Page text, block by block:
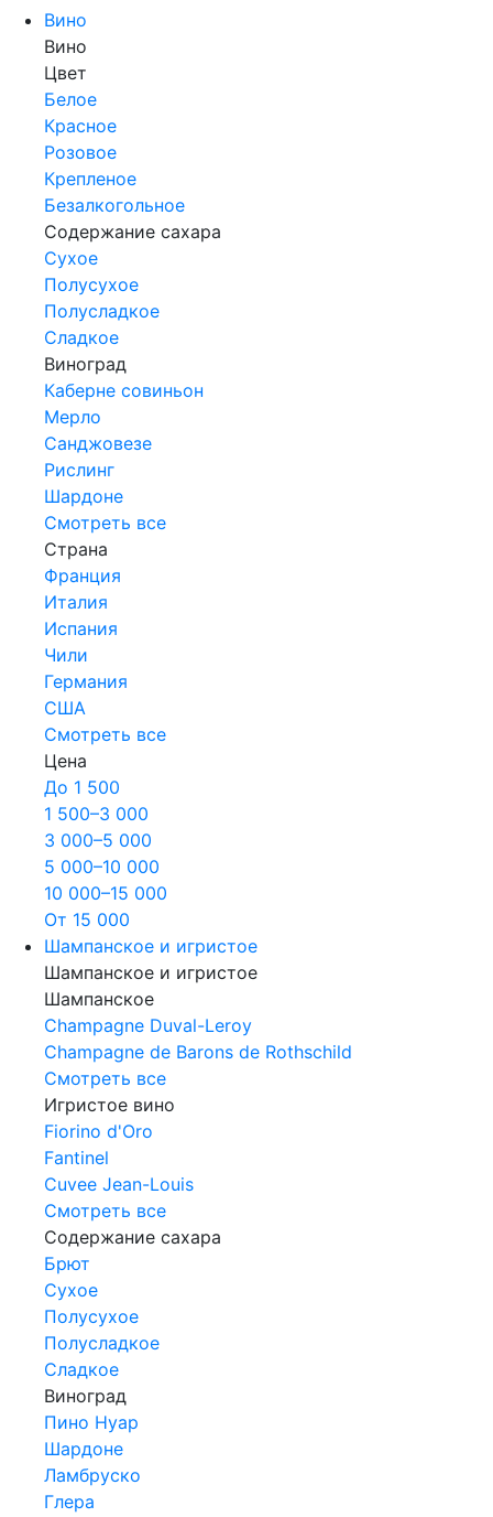
Вино
Вино
Цвет
Белое
Красное
Розовое
Крепленое
Безалкогольное
Содержание сахара
Сухое
Полусухое
Полусладкое
Сладкое
Виноград
Каберне совиньон
Мерло
Санджовезе
Рислинг
Шардоне
Смотреть все
Страна
Франция
Италия
Испания
Чили
Германия
США
Смотреть все
Цена
До 1 500
1 500–3 000
3 000–5 000
5 000–10 000
10 000–15 000
От 15 000
Шампанское и игристое
Шампанское и игристое
Шампанское
Champagne Duval-Leroy
Champagne de Barons de Rothschild
Смотреть все
Игристое вино
Fiorino d'Oro
Fantinel
Cuvee Jean-Louis
Смотреть все
Содержание сахара
Брют
Сухое
Полусухое
Полусладкое
Сладкое
Виноград
Пино Нуар
Шардоне
Ламбруско
Глера